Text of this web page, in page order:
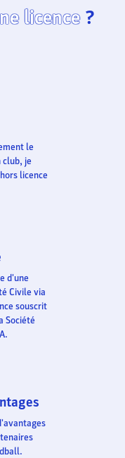
licence?
le
club, je
licence
d'une
Civile via
souscrit
Société